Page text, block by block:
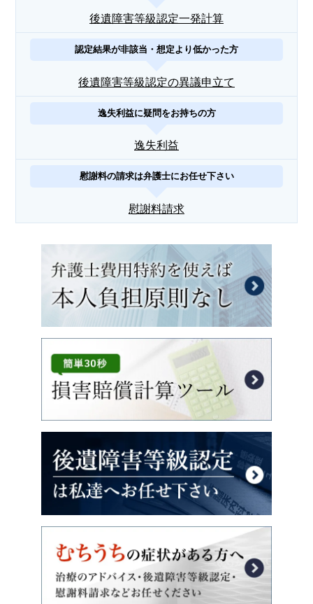
後遺障害等級認定一発計算
認定結果が非該当・想定より低かった方
後遺障害等級認定の異議申立て
逸失利益に疑問をお持ちの方
逸失利益
慰謝料の請求は弁護士にお任せ下さい
慰謝料請求